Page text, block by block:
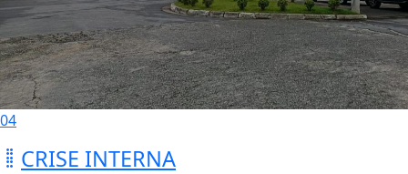
04
CRISE INTERNA